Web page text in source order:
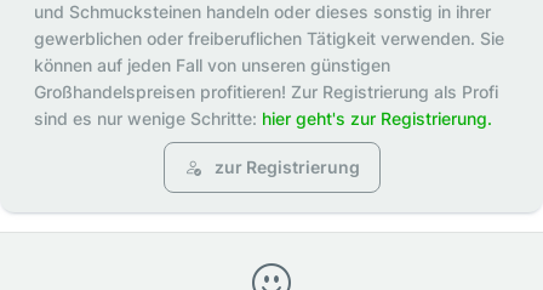
und Schmucksteinen handeln oder dieses sonstig in ihrer
gewerblichen oder freiberuflichen Tätigkeit verwenden. Sie
können auf jeden Fall von unseren günstigen
Großhandelspreisen profitieren! Zur Registrierung als Profi
sind es nur wenige Schritte: hier geht's zur Registrierung.
zur Registrierung